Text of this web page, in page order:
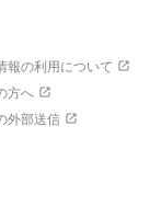
報の利用について
方へ
外部送信